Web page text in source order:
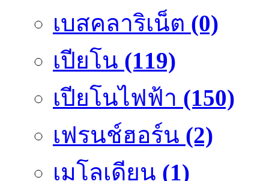
เบสคลาริเน็ต (0)
เปียโน (119)
เปียโนไฟฟ้า (150)
เฟรนช์ฮอร์น (2)
เมโลเดียน (1)